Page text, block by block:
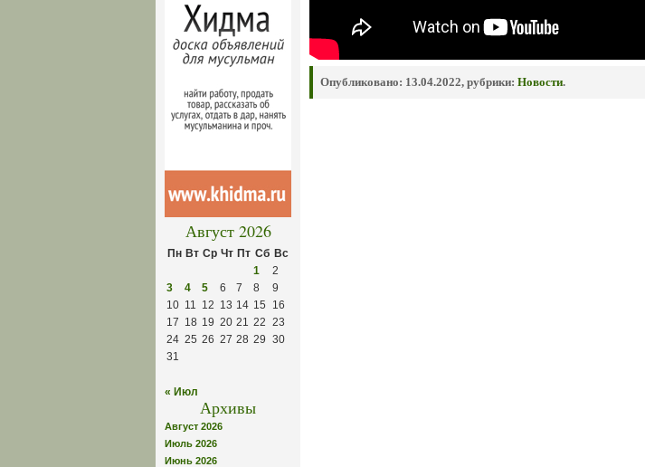
Август 2026
Пн Вт Ср Чт Пт Сб Вс
1
2
3
4 5 6 7 8
9
10 11 12 13 14 15
16
17 18 19 20 21 22 23
24 25 26 27 28 29 30
31
« Июл
Архивы
Август 2026
Июль 2026
Июнь 2026
Опубликовано: 13.04.2022, рубрики: Новости.